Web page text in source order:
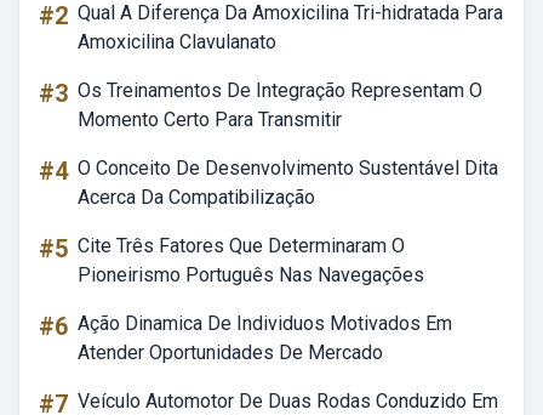
#2 Qual A Diferença Da Amoxicilina Tri-hidratada Para
Amoxicilina Clavulanato
#3 Os Treinamentos De Integração Representam O
Momento Certo Para Transmitir
#4 O Conceito De Desenvolvimento Sustentável Dita
Acerca Da Compatibilização
#5 Cite Três Fatores Que Determinaram O
Pioneirismo Português Nas Navegações
#6 Ação Dinamica De Individuos Motivados Em
Atender Oportunidades De Mercado
#7 Veículo Automotor De Duas Rodas Conduzido Em